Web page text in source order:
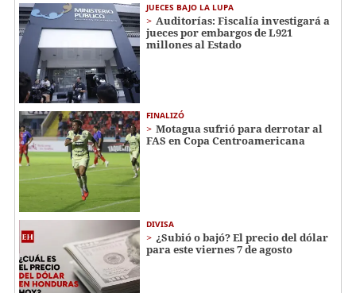
JUECES BAJO LA LUPA
Auditorías: Fiscalía investigará a
jueces por embargos de L921
millones al Estado
FINALIZÓ
Motagua sufrió para derrotar al
FAS en Copa Centroamericana
DIVISA
¿Subió o bajó? El precio del dólar
para este viernes 7 de agosto